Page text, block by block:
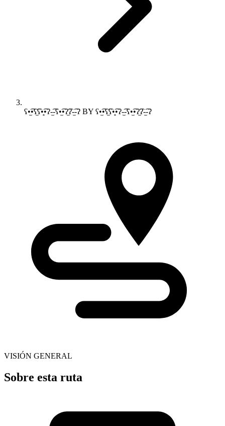
ʕ•̫͡•ʕ̫͡ʕ•͓͡•ʔ-̫͡-ʕ•̫͡•ʔ̫͡ʔ-̫͡-ʔ BY ʕ•̫͡•ʕ̫͡ʕ•͓͡•ʔ-̫͡-ʕ•̫͡•ʔ̫͡ʔ-̫͡-ʔ
VISIÓN GENERAL
Sobre esta ruta